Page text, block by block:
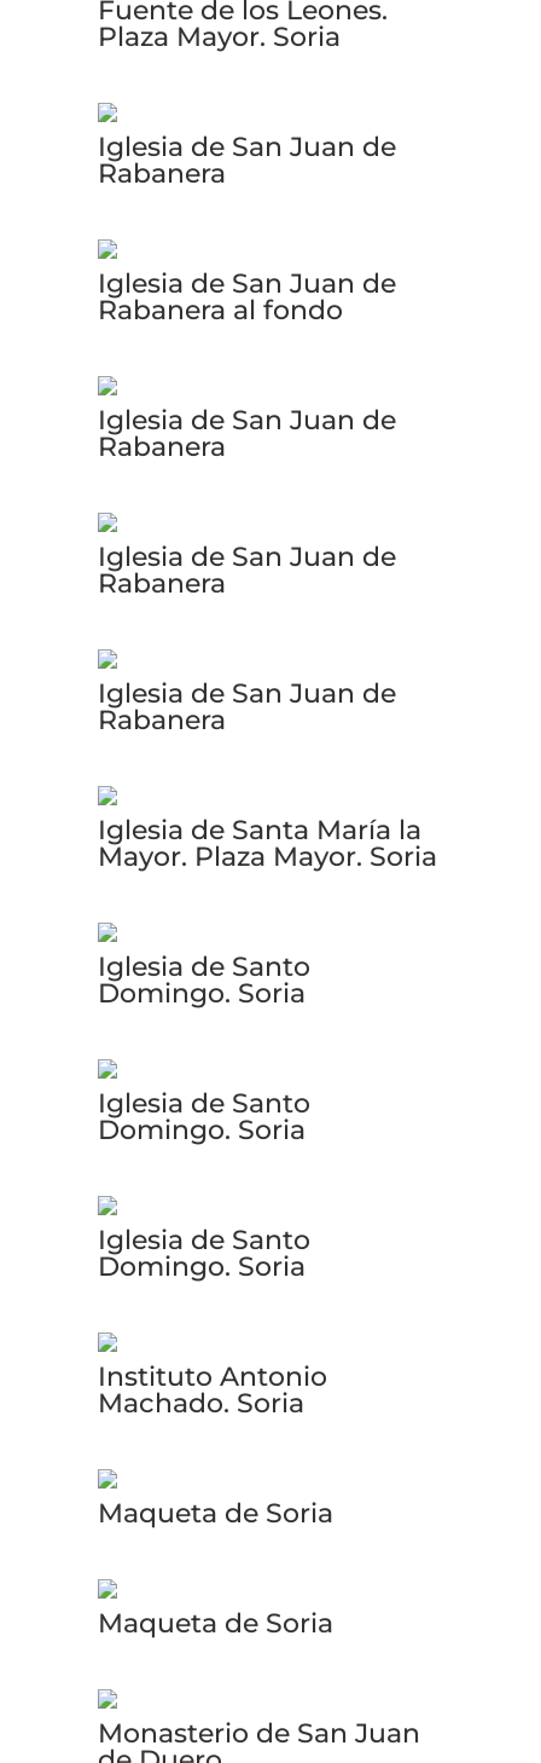
Fuente de los Leones.
Plaza Mayor. Soria
Iglesia de San Juan de
Rabanera
Iglesia de San Juan de
Rabanera al fondo
Iglesia de San Juan de
Rabanera
Iglesia de San Juan de
Rabanera
Iglesia de San Juan de
Rabanera
Iglesia de Santa María la
Mayor. Plaza Mayor. Soria
Iglesia de Santo
Domingo. Soria
Iglesia de Santo
Domingo. Soria
Iglesia de Santo
Domingo. Soria
Instituto Antonio
Machado. Soria
Maqueta de Soria
Maqueta de Soria
Monasterio de San Juan